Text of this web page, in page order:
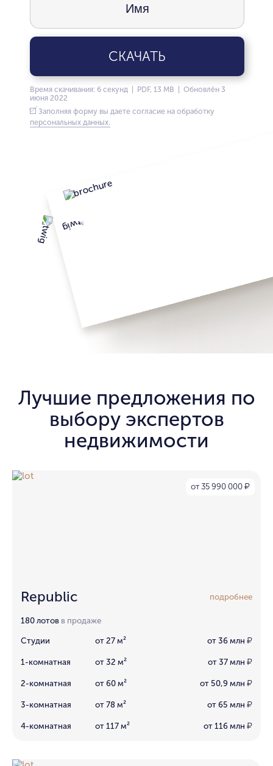
СКАЧАТЬ
Время скачивания: 6 секунд | PDF, 13 MB | Обновлён 3
июня 2022
Заполняя форму вы даете согласие на обработку
персональных данных.
Лучшие предложения по
выбору экспертов
недвижимости
от 35 990 000 ₽
Republic подробнее
180 лотов в продаже
Студии от 27 м² от 36 млн ₽
1-комнатная от 32 м² от 37 млн ₽
2-комнатная от 60 м² от 50,9 млн ₽
3-комнатная от 78 м² от 65 млн ₽
4-комнатная от 117 м² от 116 млн ₽